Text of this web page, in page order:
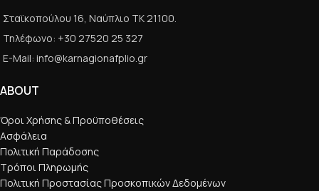
Σταϊκοπούλου 16, Ναύπλιο ΤΚ 21100.
Τηλέφωνο: +30 27520 25 327
E-Mail: info@karnagionafplio.gr
ABOUT
Όροι Χρήσης & Προϋποθέσεις
Ασφάλεια
Πολιτική Παράδοσης
Τρόποι Πληρωμής
Πολιτική Προστασίας Προσκοπικών Δεδομένων